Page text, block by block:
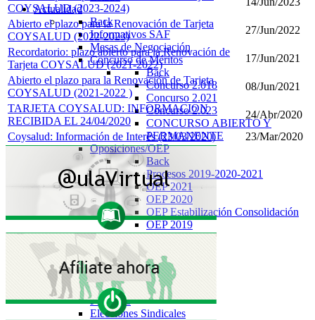
Actualidad
Back
Informativos SAF
Mesas de Negociación
Concurso de Méritos
Back
Concurso 2.018
Concurso 2.021
Concurso 2.023
CONCURSO ABIERTO Y
PERMANENTE
Oposiciones/OEP
Back
Procesos 2019-2020-2021
OEP 2021
OEP 2020
OEP Estabilización Consolidación
OEP 2019
OEP 2018
OEP 2017
OEP 2016
Artículos 129
Congresos SAF
Permutas
Elecciones Sindicales
COYSALUD (2023-2024)
Abierto el plazo para la Renovación de Tarjeta
COYSALUD (2022-2023)
27/Jun/2022
Recordatorio: plazo abierto para la Renovación de
Tarjeta COYSALUD (2021-2022)
17/Jun/2021
Abierto el plazo para la Renovación de Tarjeta
COYSALUD (2021-2022 )
08/Jun/2021
TARJETA COYSALUD: INFORMACION
RECIBIDA EL 24/04/2020
24/Abr/2020
Coysalud: Información de Interés (23/03/2020)
23/Mar/2020